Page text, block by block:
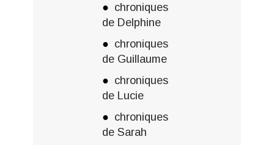
chroniques
de Delphine
chroniques
de Guillaume
chroniques
de Lucie
chroniques
de Sarah